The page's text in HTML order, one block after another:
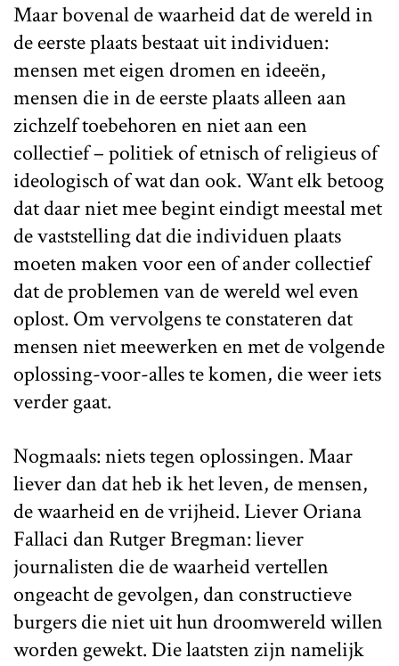
Maar bovenal de waarheid dat de wereld in
de eerste plaats bestaat uit individuen:
mensen met eigen dromen en ideeën,
mensen die in de eerste plaats alleen aan
zichzelf toebehoren en niet aan een
collectief – politiek of etnisch of religieus of
ideologisch of wat dan ook. Want elk betoog
dat daar niet mee begint eindigt meestal met
de vaststelling dat die individuen plaats
moeten maken voor een of ander collectief
dat de problemen van de wereld wel even
oplost. Om vervolgens te constateren dat
mensen niet meewerken en met de volgende
oplossing-voor-alles te komen, die weer iets
verder gaat.
Nogmaals: niets tegen oplossingen. Maar
liever dan dat heb ik het leven, de mensen,
de waarheid en de vrijheid. Liever Oriana
Fallaci dan Rutger Bregman: liever
journalisten die de waarheid vertellen
ongeacht de gevolgen, dan constructieve
burgers die niet uit hun droomwereld willen
worden gewekt. Die laatsten zijn namelijk